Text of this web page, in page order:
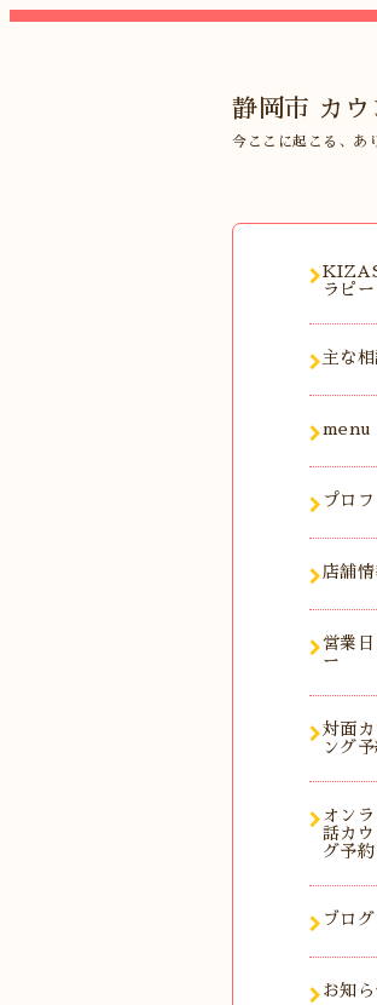
静岡市 カ
今ここに起こる、あ
ラピー
主な
menu
プロ
店舗
営業日
ー
対面カ
ング
オン
話カ
グ予約
ブログ
お知